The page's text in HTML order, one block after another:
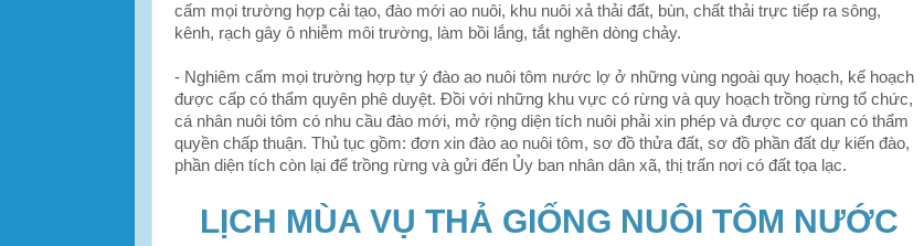
cấm mọi trường hợp cải tạo, đào mới ao nuôi, khu nuôi xả thải đất, bùn, chất thải trực tiếp ra sông,
kênh, rạch gây ô nhiễm môi trường, làm bồi lắng, tắt nghẽn dòng chảy.
- Nghiêm cấm mọi trường hợp tự ý đào ao nuôi tôm nước lợ ở những vùng ngoài quy hoạch, kế hoạch
được cấp có thẩm quyên phê duyệt. Đồi với những khu vực có rừng và quy hoạch trồng rừng tổ chức,
cá nhân nuôi tôm có nhu cầu đào mới, mở rộng diện tích nuôi phải xin phép và được cơ quan có thẩm
quyền chấp thuận. Thủ tục gồm: đơn xin đào ao nuôi tôm, sơ đồ thửa đất, sơ đồ phần đất dự kiến đào,
phần diện tích còn lại để trồng rừng và gửi đến Ủy ban nhân dân xã, thị trấn nơi có đất tọa lạc.
LỊCH MÙA VỤ THẢ GIỐNG NUÔI TÔM NƯỚC